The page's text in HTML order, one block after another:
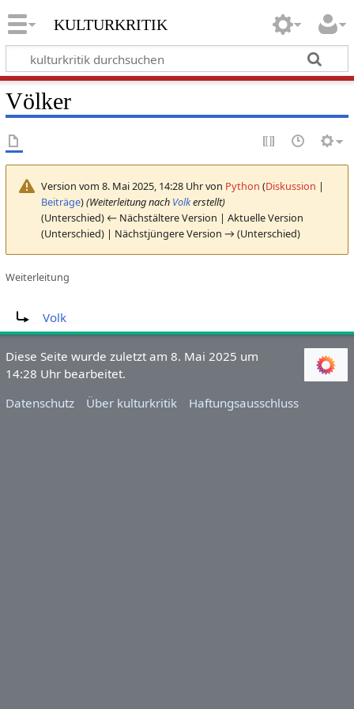
kulturkritik
Völker
Version vom 8. Mai 2025, 14:28 Uhr von Python (Diskussion |
Beiträge)(Weiterleitung nach Volkerstellt)
(Unterschied) ← Nächstältere Version | Aktuelle Version
(Unterschied) | Nächstjüngere Version → (Unterschied)
Weiterleitung
Volk
Diese Seite wurde zuletzt am 8. Mai 2025 um
14:28 Uhr bearbeitet.
Datenschutz
Über kulturkritik Haftungsausschluss